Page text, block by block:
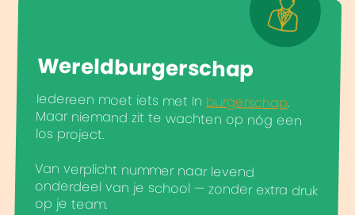
Wereldburgerschap
Iedereen moet iets met In burgerschap.Maar niemand zit te wachten op nóg een
los project.
Van verplicht nummer naar levend
onderdeel van je school — zonder extra druk
op je team.